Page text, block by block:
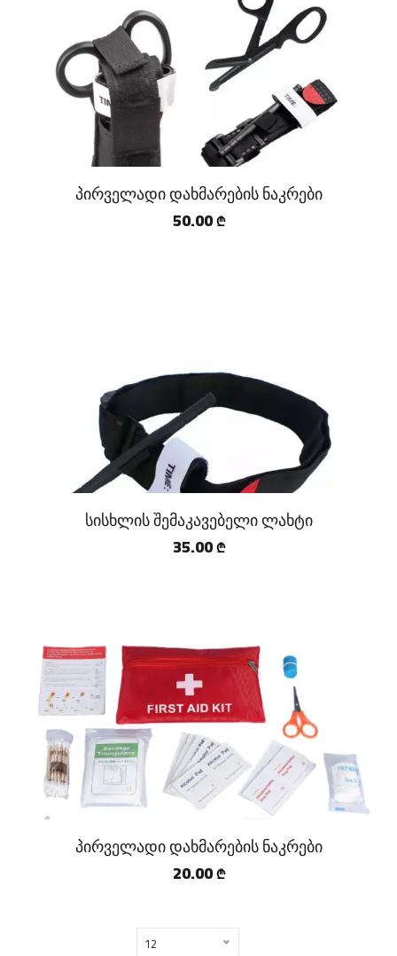
პირველადი დახმარების ნაკრები
50.00 ₾
სისხლის შემაკავებელი ლახტი
35.00 ₾
პირველადი დახმარების ნაკრები
20.00 ₾
12